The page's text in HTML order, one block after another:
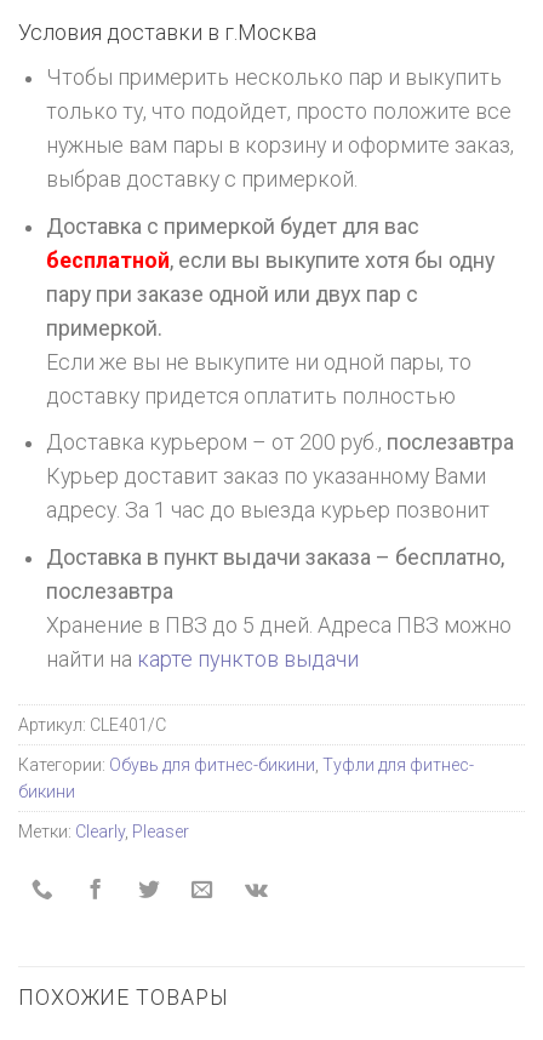
Условия доставки в г. Москва
Чтобы примерить несколько пар и выкупить
только ту, что подойдет, просто положите все
нужные вам пары в корзину и оформите заказ,
выбрав доставку с примеркой.
Доставка с примеркой будет для вас
бесплатной, если вы выкупите хотя бы одну
пару при заказе одной или двух пар с
примеркой.
Если же вы не выкупите ни одной пары, то
доставку придется оплатить полностью
Доставка курьером – от 200 руб., послезавтра
Курьер доставит заказ по указанному Вами
адресу. За 1 час до выезда курьер позвонит
Доставка в пункт выдачи заказа – бесплатно,
послезавтра
Хранение в ПВЗ до 5 дней. Адреса ПВЗ можно
найти на карте пунктов выдачи
Артикул: CLE401/C
Категории: Обувь для фитнес-бикини Туфли для фитнес-
бикини
Метки: Clearly, Pleaser
ПОХОЖИЕ ТОВАРЫ